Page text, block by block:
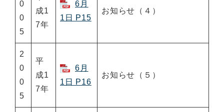
0
0
5
成1
7年
6月
1日 P15
お知らせ（４）
2
0
0
5
平
成1
7年
6月
1日 P16
お知らせ（５）